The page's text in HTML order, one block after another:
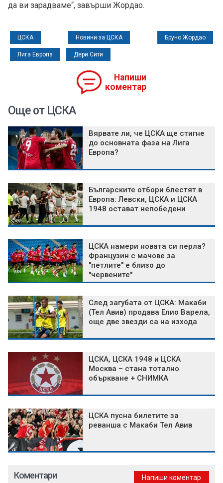
да ви зарадваме“, завърши Жордао.
ЦСКА Новини за ЦСКА Бруно Жордао
Лига Европа Дери Сити
Напиши
коментар
Още от ЦСКА
Вярвате ли, че ЦСКА ще стигне
до основната фаза на Лига
Европа?
Българските отбори блестят в
Европа: Левски, ЦСКА и ЦСКА
1948 остават непобедени
ЦСКА намери новата си перла?
Французин с мачове за
"петлите" е близо до
"червените"
След загубата от ЦСКА: Макаби
(Тел Авив) продава Елио Варела,
още две звезди са на изхода
ЦСКА, ЦСКА 1948 и ЦСКА
Москва – стана тотално
объркване + СНИМКА
ЦСКА пусна билетите за
реванша с Макаби Тел Авив
Коментари Напиши коментар